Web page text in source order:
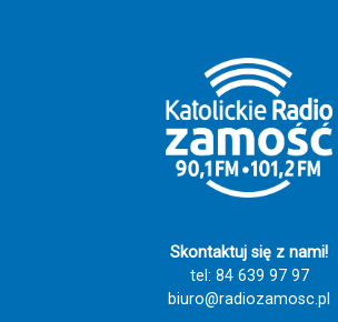
Skontaktuj się z nami!
tel: 84 639 97 97
biuro@radiozamosc.pl